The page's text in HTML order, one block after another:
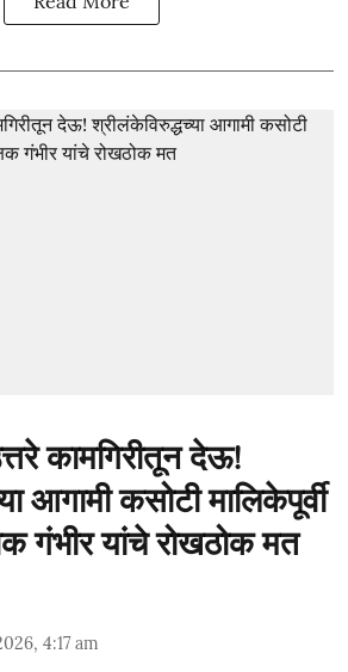
कामगिरीतून देऊ!
आगामी कसोटी मालिकेपूर्वी
गंभीर यांचे रोखठोक मत
4:17 am